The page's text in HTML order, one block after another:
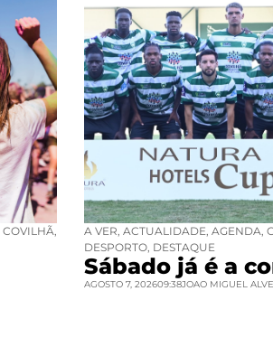
COVILHÃ,
A VER, ACTUALIDADE, AGENDA,
DESPORTO, DESTAQUE
Sábado já é a
AGOSTO 7, 202609:38JOAO MIGUEL